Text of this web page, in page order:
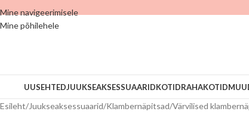
Mine navigeerimisele
Mine põhilehele
UUSEHTEDJUUKSEAKSESSUAARIDKOTIDRAHAKOTID
Esileht/Juukseaksessuaarid/Klambernäpitsad/Värvilised